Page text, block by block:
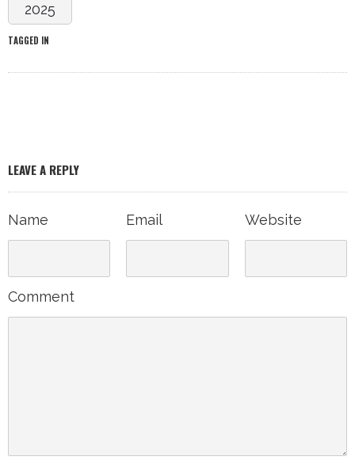
2025
TAGGED IN
LEAVE A REPLY
Name Email Website
Comment